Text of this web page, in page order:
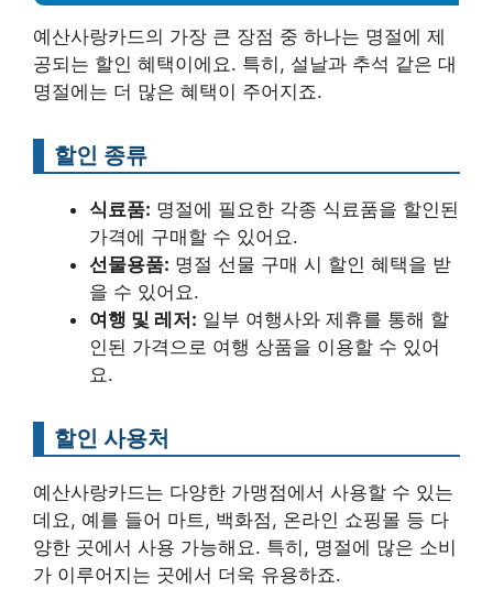
예산사랑카드의 가장 큰 장점 중 하나는 명절에 제
공되는 할인 혜택이에요. 특히, 설날과 추석 같은 대
명절에는 더 많은 혜택이 주어지죠.
할인 종류
식료품: 명절에 필요한 각종 식료품을 할인된
가격에 구매할 수 있어요.
선물용품: 명절 선물 구매 시 할인 혜택을 받
을 수 있어요.
여행 및 레저: 일부 여행사와 제휴를 통해 할
인된 가격으로 여행 상품을 이용할 수 있어
요.
할인 사용처
예산사랑카드는 다양한 가맹점에서 사용할 수 있는
데요, 예를 들어 마트, 백화점, 온라인 쇼핑몰 등 다
양한 곳에서 사용 가능해요. 특히, 명절에 많은 소비
가 이루어지는 곳에서 더욱 유용하죠.